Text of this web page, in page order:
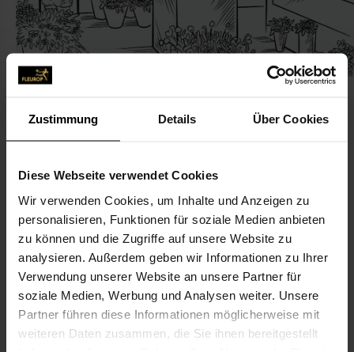
Zustimmung Details Über Cookies
Diese Webseite verwendet Cookies
Wir verwenden Cookies, um Inhalte und Anzeigen zu
personalisieren, Funktionen für soziale Medien anbieten
zu können und die Zugriffe auf unsere Website zu
analysieren. Außerdem geben wir Informationen zu Ihrer
Verwendung unserer Website an unsere Partner für
soziale Medien, Werbung und Analysen weiter. Unsere
Partner führen diese Informationen möglicherweise mit
weiteren Daten zusammen, die Sie ihnen bereitgestellt
KONTAKT
Blumen und Accessoires
Kaynig-Ressel, Jutta
Bahnhofstr. 160
40883 Ratingen
02102-602 15